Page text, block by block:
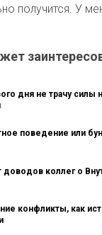
получится. У
дня не трачу силы
поведение или
доводов коллег о
конфликты, как